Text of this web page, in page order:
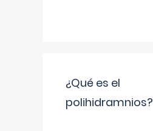
¿Qué es el
polihidramnios?